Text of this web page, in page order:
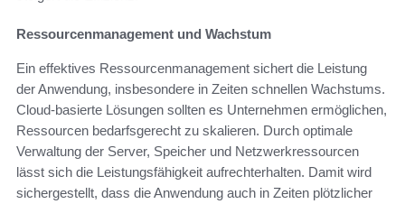
Ressourcenmanagement und Wachstum
Ein effektives Ressourcenmanagement sichert die Leistung
der Anwendung, insbesondere in Zeiten schnellen Wachstums.
Cloud-basierte Lösungen sollten es Unternehmen ermöglichen,
Ressourcen bedarfsgerecht zu skalieren. Durch optimale
Verwaltung der Server, Speicher und Netzwerkressourcen
lässt sich die Leistungsfähigkeit aufrechterhalten. Damit wird
sichergestellt, dass die Anwendung auch in Zeiten plötzlicher